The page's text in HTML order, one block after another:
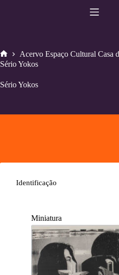
Home
Acervo Espaço Cultural Casa
Sério Yokos
Sério Yokos
Identificação
Miniatura